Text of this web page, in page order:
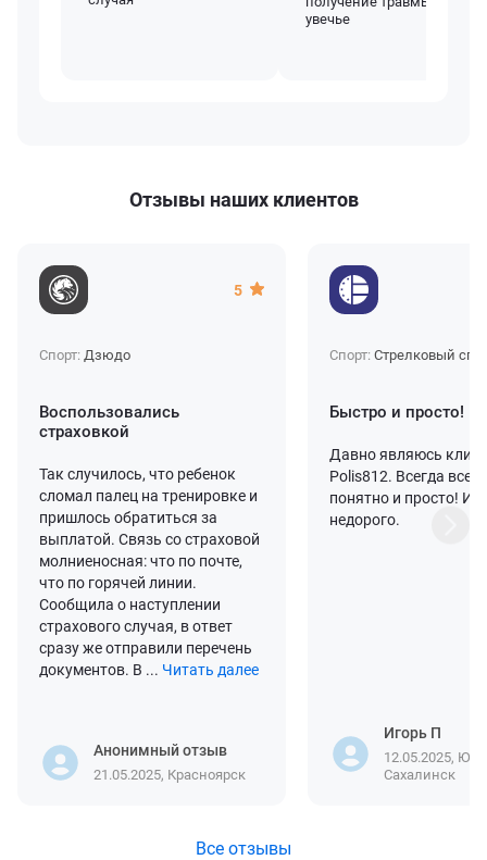
увечье
Отзывы наших клиентов
5
Спорт: Дзюдо
Воспользовались
страховкой
Так случилось, что ребенок
сломал палец на тренировке и
пришлось обратиться за
выплатой. Связь со страховой
молниеносная: что по почте,
что по горячей линии.
Сообщила о наступлении
страхового случая, в ответ
сразу же отправили перечень
документов. В ... Читать далее
Анонимный отзыв
21.05.2025, Красноярск
Спорт: Стрелковый
Быстро и просто!
Давно являюсь
Polis812. Всегда все
понятно и просто! И,
недорого.
Игорь П
12.05.2025,
Сахалинск
Все отзывы